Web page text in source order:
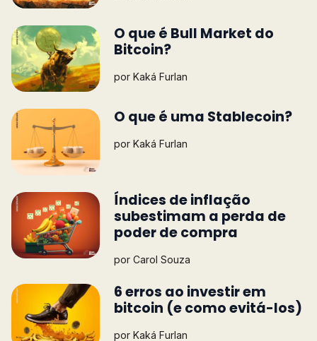
O que é Bull Market do
Bitcoin?
por Kaká Furlan
O que é uma Stablecoin?
por Kaká Furlan
Índices de inflação
subestimam a perda de
poder de compra
por Carol Souza
6 erros ao investir em
bitcoin (e como evitá-los)
por Kaká Furlan